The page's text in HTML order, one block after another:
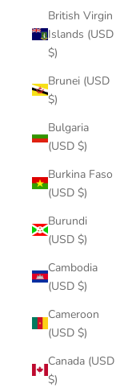
British Virgin
Islands (USD
$)
Brunei (USD
$)
Bulgaria
(USD $)
Burkina Faso
(USD $)
Burundi
(USD $)
Cambodia
(USD $)
Cameroon
(USD $)
Canada (USD
$)